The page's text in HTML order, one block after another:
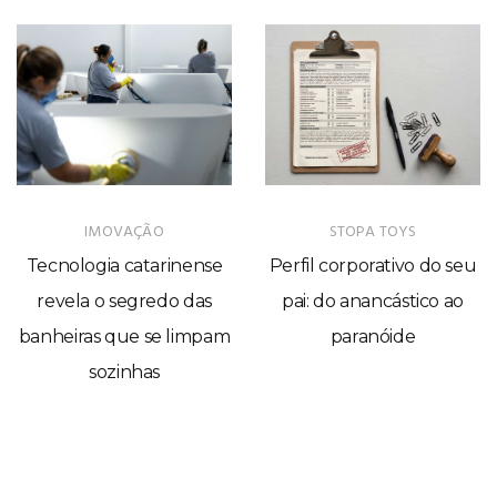
IMOVAÇÃO
Tecnologia catarinense
revela o segredo das
banheiras que se limpam
sozinhas
STOPA TOYS
Perfil corporativo do seu
pai: do anancástico ao
paranóide